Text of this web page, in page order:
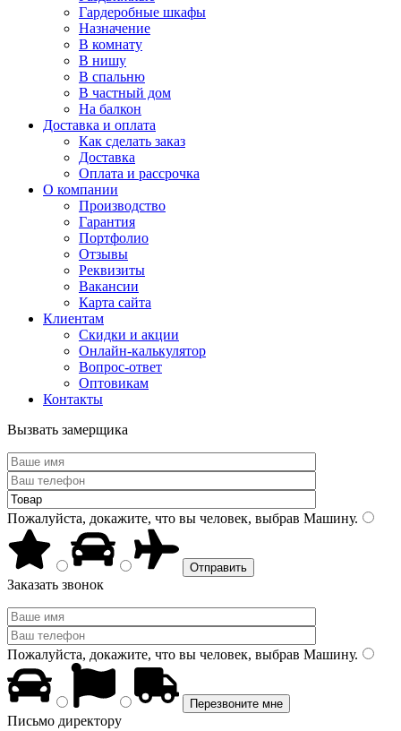
Гардеробные шкафы
Назначение
В комнату
В нишу
В спальню
В частный дом
На балкон
Доставка и оплата
Как сделать заказ
Доставка
Оплата и рассрочка
О компании
Производство
Гарантия
Портфолио
Отзывы
Реквизиты
Вакансии
Карта сайта
Клиентам
Скидки и акции
Онлайн-калькулятор
Вопрос-ответ
Оптовикам
Контакты
Вызвать замерщика
Пожалуйста, докажите, что вы человек, выбрав Машину.
Заказать звонок
Пожалуйста, докажите, что вы человек, выбрав Машину.
Письмо директору